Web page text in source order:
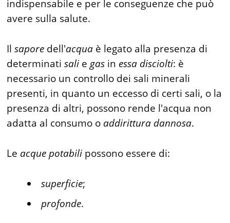
indispensabile e per le conseguenze che può
avere sulla salute.
Ilsapore dell'acqua è legato alla presenza di
determinatisali e gas in essa disciolti: è
necessario un controllo dei sali minerali
presenti, in quanto un eccesso di certi sali, o la
presenza di altri, possono rende l'acqua non
adatta al consumo o addirittura dannosa.
Le acque potabili possono essere di:
superficie;
profonde.